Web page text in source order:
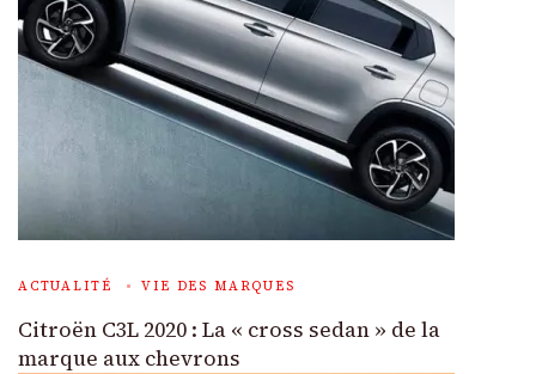
ACTUALITÉ VIE DES MARQUES
Citroën C3L 2020 : La « cross sedan » de la
marque aux chevrons